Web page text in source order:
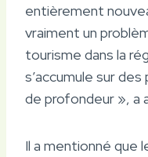
entièrement
vraiment un
tourisme dans la
s’accumule sur des
de profondeur », a
Il a mentionné que